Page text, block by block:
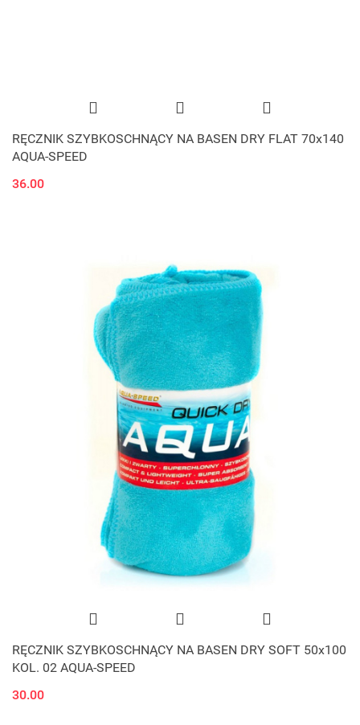
RĘCZNIK SZYBKOSCHNĄCY NA BASEN DRY FLAT 70x140
AQUA-SPEED
36.00
RĘCZNIK SZYBKOSCHNĄCY NA BASEN DRY SOFT 50x100
KOL. 02 AQUA-SPEED
30.00